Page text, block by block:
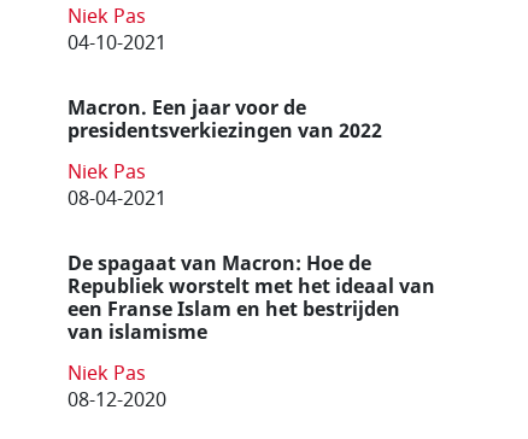
Niek Pas
04-10-2021
Macron. Een jaar voor de
presidentsverkiezingen van 2022
Niek Pas
08-04-2021
De spagaat van Macron: Hoe de
Republiek worstelt met het ideaal van
een Franse Islam en het bestrijden
van islamisme
Niek Pas
08-12-2020